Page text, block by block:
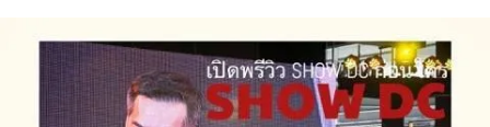
o
k
p
p